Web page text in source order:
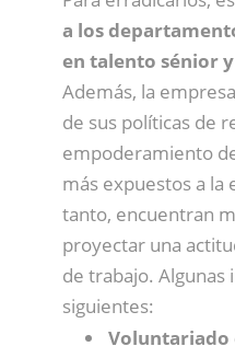
a los
en talento sénior
Además, la
de sus políticas de
empoderamiento
más expuestos a la
tanto, encuentran
proyectar una
de trabajo. Algunas
siguientes: